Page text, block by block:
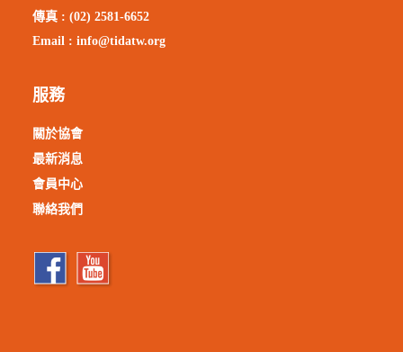
傳真 : (02) 2581-6652
Email :info@tidatw.org
服務
關於協會
最新消息
會員中心
聯絡我們